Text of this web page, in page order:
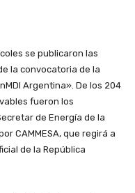
se publicaron las
la convocatoria de la
Argentina». De los 204
fueron los
de Energía de la
CAMMESA, que regirá a
de la República